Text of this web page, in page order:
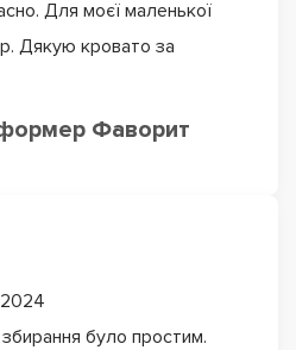
Для моєї маленької
Дякую кровато за
Фаворит
збирання було простим.